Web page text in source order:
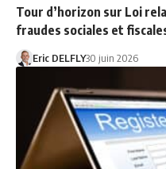
Tour d’horizon sur Loi
fraudes sociales et
Eric DELFLY30 juin 2026